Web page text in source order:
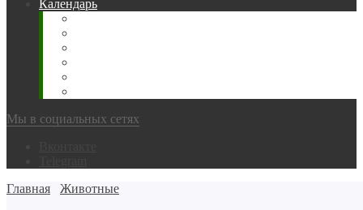
Календарь
Мы в социальных сетях
Главная
Животные